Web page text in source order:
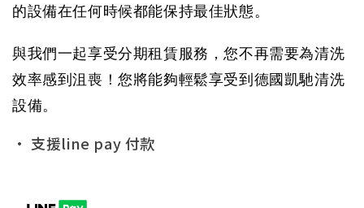
的設備在任何時候都能保持最佳狀態。
與我們一起享受分期租賃服務，您不再需要為清洗
效率感到沮喪！您將能夠輕鬆享受到德國凱馳清洗
設備。
• 支援line pay 付款